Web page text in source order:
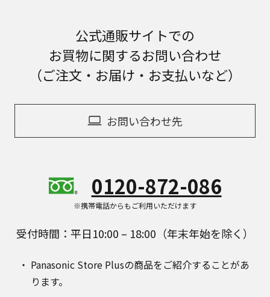
公式通販サイトでの
お買物に関するお問い合わせ
（ご注文・お届け・お支払いなど）
お問い合わせ先
0120-872-086
※携帯電話からもご利用いただけます
受付時間：平日10:00 – 18:00（年末年始を除く）
Panasonic Store Plusの商品をご紹介することがあ
ります。